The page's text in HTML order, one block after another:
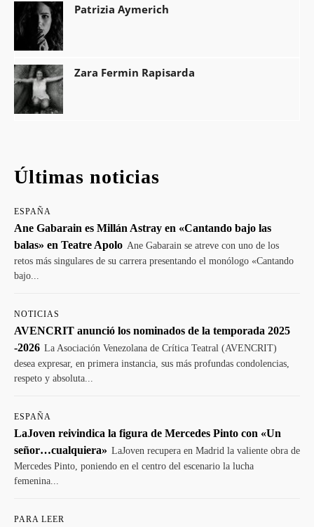
Patrizia Aymerich
Zara Fermin Rapisarda
Últimas noticias
ESPAÑA
Ane Gabarain es Millán Astray en «Cantando bajo las
balas» en Teatre Apolo Ane Gabarain se atreve con uno de los
retos más singulares de su carrera presentando el monólogo «Cantando
bajo...
NOTICIAS
AVENCRIT anunció los nominados de la temporada 2025
-2026 La Asociación Venezolana de Crítica Teatral (AVENCRIT)
desea expresar, en primera instancia, sus más profundas condolencias,
respeto y absoluta...
ESPAÑA
LaJoven reivindica la figura de Mercedes Pinto con «Un
señor…cualquiera» LaJoven recupera en Madrid la valiente obra de
Mercedes Pinto, poniendo en el centro del escenario la lucha
femenina...
PARA LEER